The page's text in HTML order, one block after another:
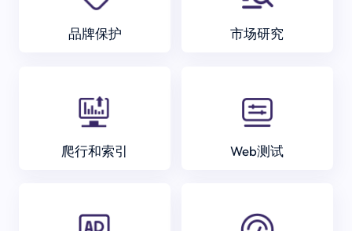
品牌保护 市场研究
爬行和索引 Web测试